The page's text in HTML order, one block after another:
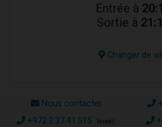
Entrée à
Sortie à
Changer de
Nous contacter
+972.2.37.41.515 Israël